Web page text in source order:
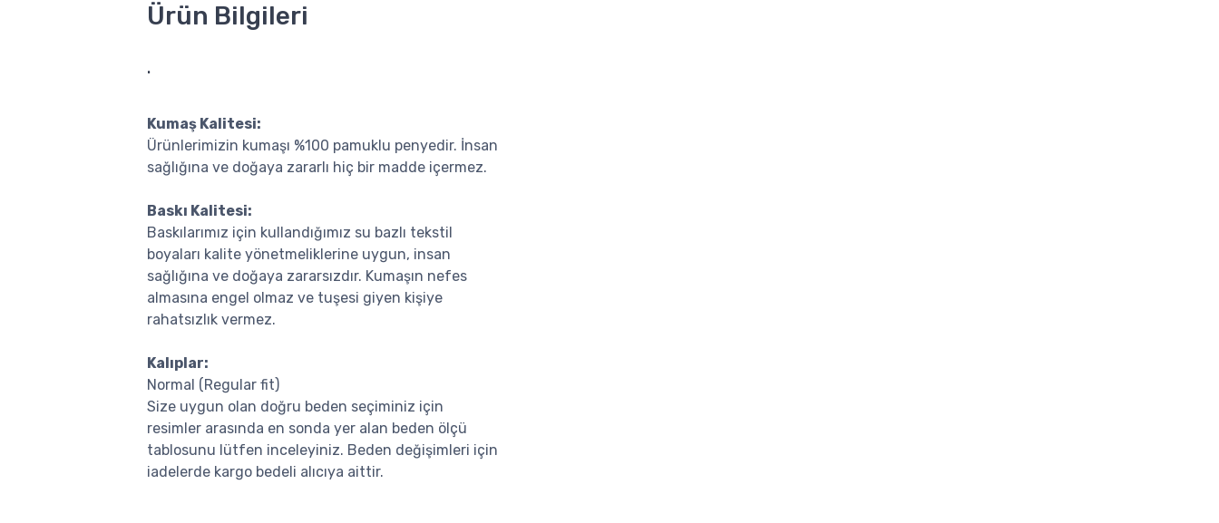
Ürün Bilgileri
.
Kumaş Kalitesi:
Ürünlerimizin kumaşı %100 pamuklu penyedir. İnsan
sağlığına ve doğaya zararlı hiç bir madde içermez.
Baskı Kalitesi:
Baskılarımız için kullandığımız su bazlı tekstil
boyaları kalite yönetmeliklerine uygun, insan
sağlığına ve doğaya zararsızdır. Kumaşın nefes
almasına engel olmaz ve tuşesi giyen kişiye
rahatsızlık vermez.
Kalıplar:
Normal (Regular fit)
Size uygun olan doğru beden seçiminiz için
resimler arasında en sonda yer alan beden ölçü
tablosunu lütfen inceleyiniz. Beden değişimleri için
iadelerde kargo bedeli alıcıya aittir.